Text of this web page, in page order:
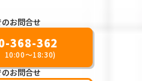
お問合せ
368-362
～18:30)
お問合せ